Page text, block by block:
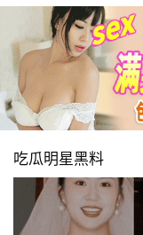
吃瓜明星黑料